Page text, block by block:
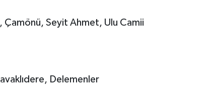
Seyit Ahmet, Ulu Camii
Delemenler